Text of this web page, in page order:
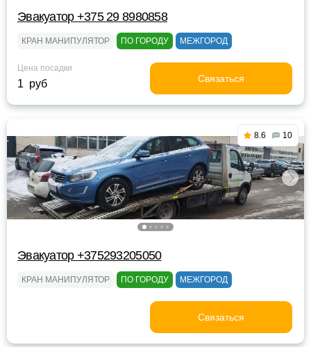
Эвакуатор +375 29 8980858
КРАН МАНИПУЛЯТОР ПО ГОРОДУ МЕЖГОРОД
Цена посадки
1 руб Связаться
8.6 10
Эвакуатор +375293205050
КРАН МАНИПУЛЯТОР ПО ГОРОДУ МЕЖГОРОД
Связаться